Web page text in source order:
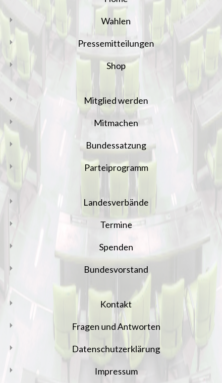
Wahlen
Pressemitteilungen
Shop
Mitglied werden
Mitmachen
Bundessatzung
Parteiprogramm
Landesverbände
Termine
Spenden
Bundesvorstand
Kontakt
Fragen und Antworten
Datenschutzerklärung
Impressum